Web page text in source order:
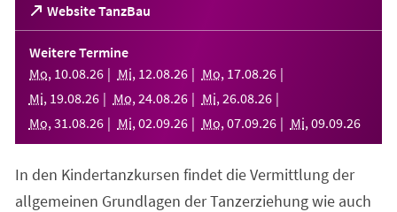
Website TanzBau
(Öffnet
in
einem
neuen
Tab)
Weitere Termine
Mo, 10.08.26 Mi, 12.08.26 Mo, 17.08.26
Mi, 19.08.26 Mo, 24.08.26 Mi, 26.08.26
Mo, 31 .08.26 Mi, 02.09.26 Mo, 07.09.26 Mi, 09.09.26
In den Kindertanzkursen findet die Vermittlung der
allgemeinen Grundlagen der Tanzerziehung wie auch